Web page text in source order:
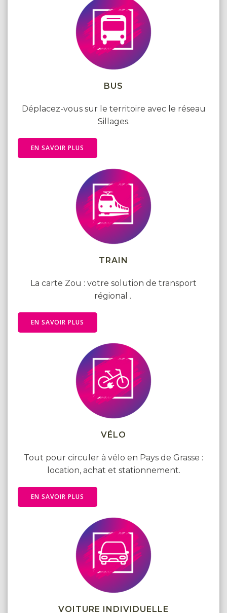
BUS
Déplacez-vous sur le territoire avec le réseau
Sillages.
EN SAVOIR PLUS
TRAIN
La carte Zou : votre solution de transport
régional .
EN SAVOIR PLUS
VÉLO
Tout pour circuler à vélo en Pays de Grasse :
location, achat et stationnement.
EN SAVOIR PLUS
VOITURE INDIVIDUELLE